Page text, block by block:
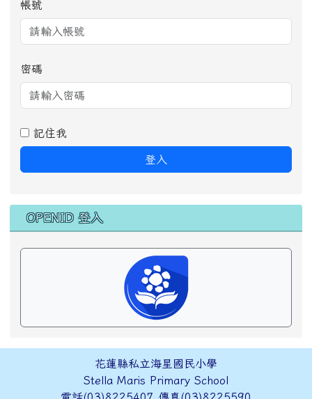
帳號
密碼
記住我
登入
OPENID 登入
頁尾區域內容花蓮縣私立海星國民小學
Stella Maris Primary School